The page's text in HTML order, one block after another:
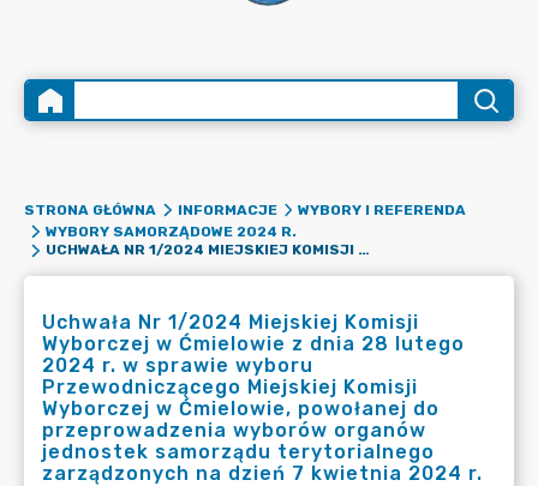
STRONA GŁÓWNA INFORMACJE
WYBORY I REFERENDA
WYBORY SAMORZĄDOWE 2024 R.
UCHWAŁA NR 1/2024 MIEJSKIEJ KOMISJI WYBORCZEJ W ĆMIELOWIE Z DNIA 28 LUTEGO 2024 R. W SPRAWIE WYBORU PRZEWODNICZĄCEGO MIEJSKIEJ KOMISJI WYBORCZEJ W ĆMIELOWIE, POWOŁANEJ DO PRZEPROWADZENIA WYBORÓW ORGANÓW JEDNOSTEK SAMORZĄDU TERYTORIALNEGO ZARZĄDZONYCH NA DZIEŃ 7 KWIETNIA 2024 R.
Uchwała Nr 1/2024 Miejskiej Komisji
Wyborczej w Ćmielowie z dnia 28 lutego
2024 r. w sprawie wyboru
Przewodniczącego Miejskiej Komisji
Wyborczej w Ćmielowie, powołanej do
przeprowadzenia wyborów organów
jednostek samorządu terytorialnego
zarządzonych na dzień 7 kwietnia 2024 r.